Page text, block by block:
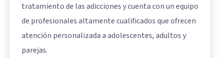
tratamiento de las adicciones y cuenta con un equipo
de profesionales altamente cualificados que ofrecen
atención personalizada a adolescentes, adultos y
parejas.